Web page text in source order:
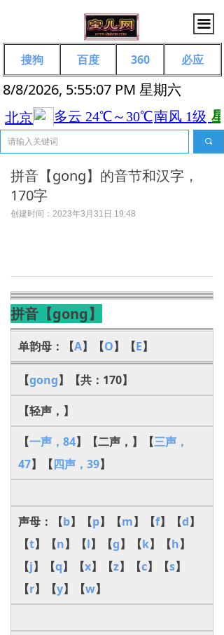
끀
8/8/2026, 5:55:07 PM 星期六
끠
搜狗 百度 360 必应
拼音【gong】的音节和汉字，
170字
创建时间： 2023年3月31日 19:48
拼音【gong】
单韵母：【A】【O】【E】
【gong】【共：170】
【轻声，】
【一声，84】【二声，】【三声，
47】【四声，39】
声母：【b】【p】【m】【f】【d】
【t】【n】【l】【g】【k】【h】
【j】【q】【x】【z】【c】【s】
【r】【y】【w】